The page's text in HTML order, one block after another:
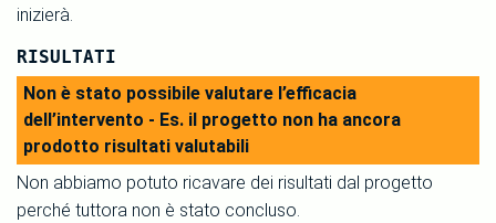
inizierà.
RISULTATI
Non è stato possibile valutare l’efficacia
dell’intervento - Es. il progetto non ha ancora
prodotto risultati valutabili
Non abbiamo potuto ricavare dei risultati dal progetto
perché tuttora non è stato concluso.